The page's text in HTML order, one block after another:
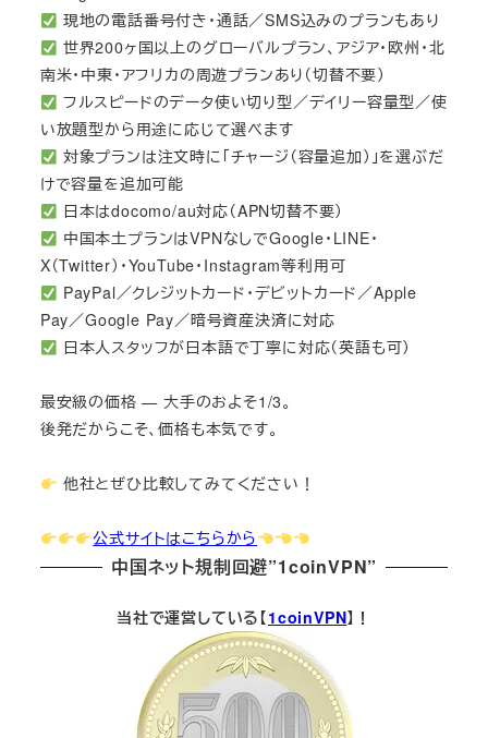
現地の電話番号付き・通話／SMS込みのプランもあり
世界200ヶ国以上のグローバルプラン、アジア・欧州・北
南米・中東・アフリカの周遊プランあり（切替不要）
フルスピードのデータ使い切り型／デイリー容量型／使
い放題型から用途に応じて選べます
対象プランは注文時に「チャージ（容量追加）」を選ぶだ
けで容量を追加可能
日本はdocomo/au対応（APN切替不要）
中国本土プランはVPNなしでGoogle・LINE・
X（Twitter）・YouTube・Instagram等利用可
PayPal／クレジットカード・デビットカード／Apple
Pay／Google Pay／暗号資産決済に対応
日本人スタッフが日本語で丁寧に対応（英語も可）
最安級の価格 — 大手のおよそ1/3。
後発だからこそ、価格も本気です。
他社とぜひ比較してみてください！
公式サイトはこちらから
中国ネット規制回避”1coinVPN”
当社で運営している【1coinVPN】！